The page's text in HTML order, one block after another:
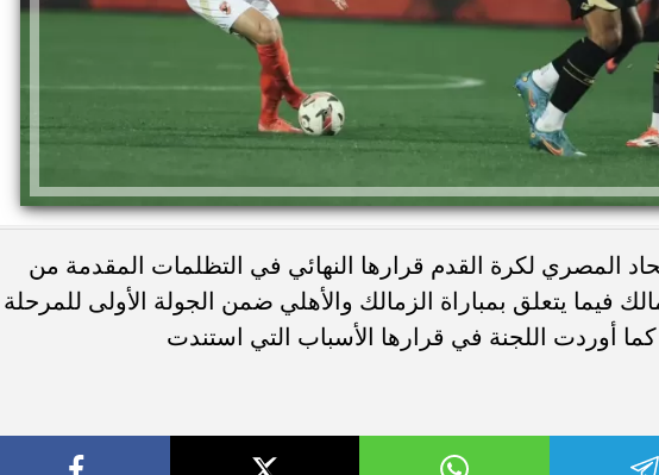
المصري لكرة القدم قرارها النهائي في التظلمات المقدمة من
فيما يتعلق بمباراة الزمالك والأهلي ضمن الجولة الأولى للمرحلة
كما أوردت اللجنة في قرارها الأسباب التي استندت
تكتب التاريخ.. فريق “حلم” يفوز بكأس